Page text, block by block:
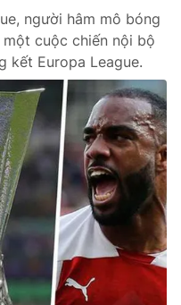
Việt Nam
tử số 483/GP-BTTTT
người hâm mô bóng
cuộc chiến nội bộ
kết Europa League.